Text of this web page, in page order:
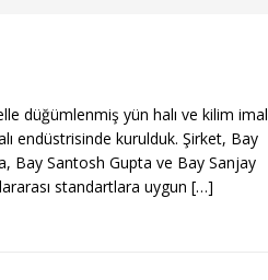
düğümlenmiş yün halı ve kilim imal
endüstrisinde kurulduk. Şirket, Bay
Bay Santosh Gupta ve Bay Sanjay
standartlara uygun […]